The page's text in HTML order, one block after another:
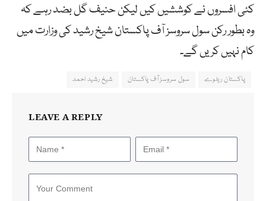
کئی افسروں نے کوششیں کیں لیکن حنیف گل بضد رہے کہ
وہ بطور رکن سول سروسز آف پاکستان شیخ رشید کی وزارت میں
کام نہیں کریں گے۔
پاکستان ریلوے سول سروسز آف پاکستان شیخ رشید احمد
LEAVE A REPLY